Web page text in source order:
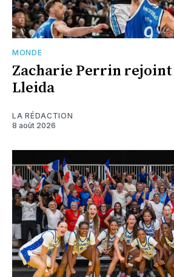
MONDE
Zacharie Perrin rejoint
Lleida
LA RÉDACTION
8 août 2026